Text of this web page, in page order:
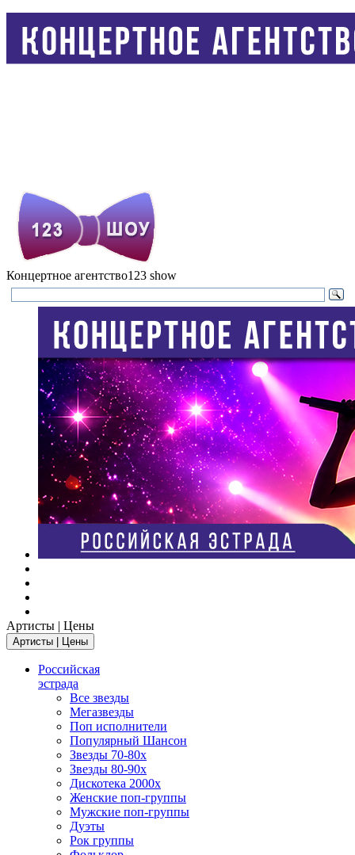
Концертное агентство123 show
Артисты | Цены
Артисты | Цены
Российская
эстрада
Все звезды
Мегазвезды
Поп исполнители
Популярный Шансон
Звезды 70-80х
Звезды 80-90х
Дискотека 2000х
Женские поп-группы
Мужские поп-группы
Дуэты
Рок группы